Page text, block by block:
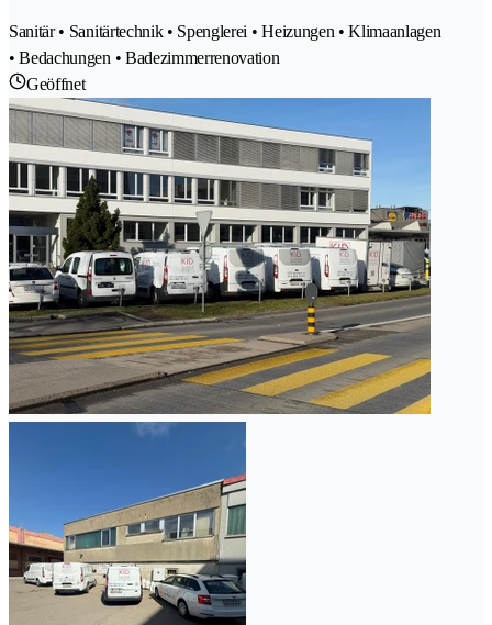
Sanitär • Sanitärtechnik • Spenglerei • Heizungen • Klimaanlagen
• Bedachungen • Badezimmerrenovation
Geöffnet